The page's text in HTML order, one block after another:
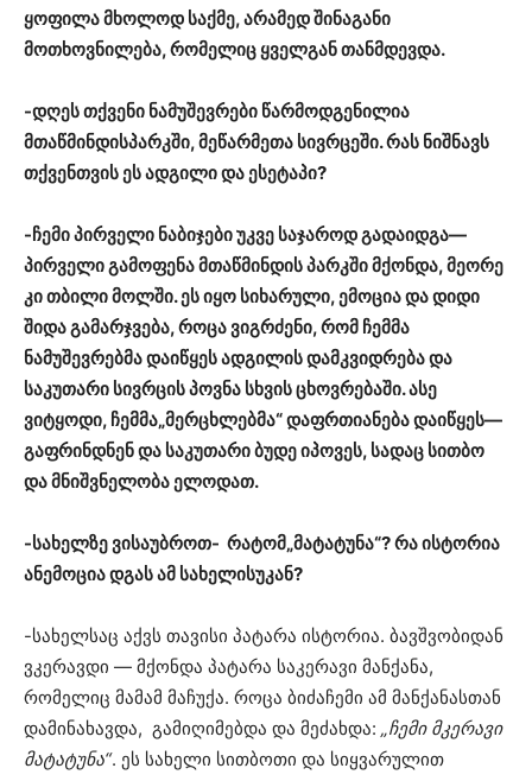
ყოფილა მხოლოდ საქმე, არამედ შინაგანი
მოთხოვნილება, რომელიც ყველგან თანმდევდა.
-დღეს თქვენი ნამუშევრები წარმოდგენილია
მთაწმინდისპარკში, მეწარმეთა სივრცეში. რას ნიშნავს
თქვენთვის ეს ადგილი და ესეტაპი?
-ჩემი პირველი ნაბიჯები უკვე საჯაროდ გადაიდგა—
პირველი გამოფენა მთაწმინდის პარკში მქონდა, მეორე
კი თბილი მოლში. ეს იყო სიხარული, ემოცია და დიდი
შიდა გამარჯვება, როცა ვიგრძენი, რომ ჩემმა
ნამუშევრებმა დაიწყეს ადგილის დამკვიდრება და
საკუთარი სივრცის პოვნა სხვის ცხოვრებაში. ასე
ვიტყოდი, ჩემმა„მერცხლებმა“ დაფრთიანება დაიწყეს—
გაფრინდნენ და საკუთარი ბუდე იპოვეს, სადაც სითბო
და მნიშვნელობა ელოდათ.
-სახელზე ვისაუბროთ- რატომ„მატატუნა“? რა ისტორია
ანემოცია დგას ამ სახელისუკან?
-სახელსაც აქვს თავისი პატარა ისტორია. ბავშვობიდან
ვკერავდი — მქონდა პატარა საკერავი მანქანა,
რომელიც მამამ მაჩუქა. როცა ბიძაჩემი ამ მანქანასთან
დამინახავდა, გამიღიმებდა და მეძახდა: „ჩემი მკერავი
მატატუნა“. ეს სახელი სითბოთი და სიყვარულით